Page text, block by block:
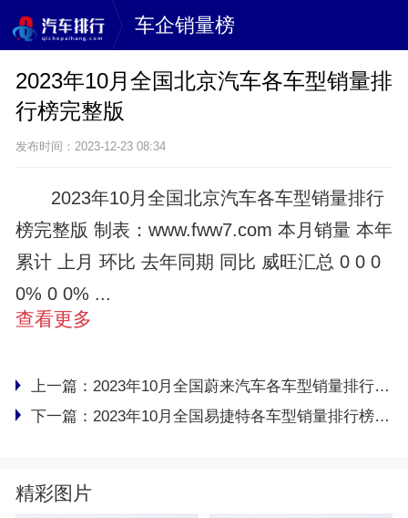
车企销量榜
2023年10月全国北京汽车各车型销量排
行榜完整版
发布时间：2023-12-23 08:34
2023年10月全国北京汽车各车型销量排行
榜完整版 制表：www.fww7.com 本月销量 本年
累计 上月 环比 去年同期 同比 威旺汇总 0 0 0
0% 0 0% ...
查看更多
上一篇： 2023年10月全国蔚来汽车各车型销量排行榜完整版
下一篇： 2023年10月全国易捷特各车型销量排行榜完整版
精彩图片